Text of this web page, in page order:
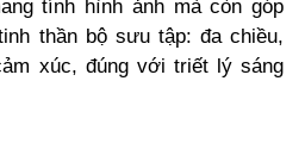
tính hình ảnh mà còn góp
thần bộ sưu tập: đa chiều,
xúc, đúng với triết lý sáng